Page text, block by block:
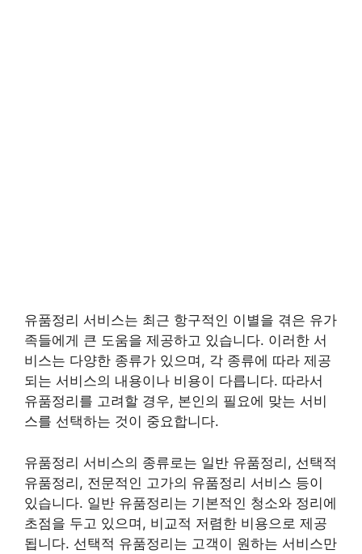
유품정리 서비스는 최근 항구적인 이별을 겪은 유가
족들에게 큰 도움을 제공하고 있습니다. 이러한 서
비스는 다양한 종류가 있으며, 각 종류에 따라 제공
되는 서비스의 내용이나 비용이 다릅니다. 따라서
유품정리를 고려할 경우, 본인의 필요에 맞는 서비
스를 선택하는 것이 중요합니다.
유품정리 서비스의 종류로는 일반 유품정리, 선택적
유품정리, 전문적인 고가의 유품정리 서비스 등이
있습니다. 일반 유품정리는 기본적인 청소와 정리에
초점을 두고 있으며, 비교적 저렴한 비용으로 제공
됩니다. 선택적 유품정리는 고객이 원하는 서비스만